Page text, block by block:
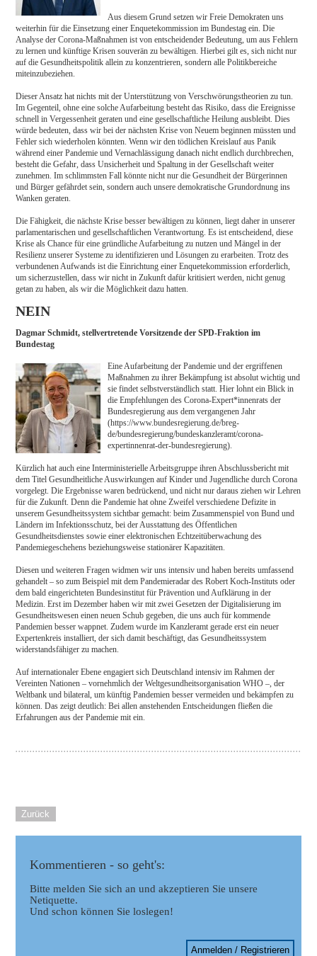
Aus diesem Grund setzen wir Freie Demokraten uns
weiterhin für die Einsetzung einer Enquetekommission im Bundestag ein. Die
Analyse der Corona-Maßnahmen ist von entscheidender Bedeutung, um aus Fehlern
zu lernen und künftige Krisen souverän zu bewältigen. Hierbei gilt es, sich nicht nur
auf die Gesundheitspolitik allein zu konzentrieren, sondern alle Politikbereiche
miteinzubeziehen.
Dieser Ansatz hat nichts mit der Unterstützung von Verschwörungstheorien zu tun.
Im Gegenteil, ohne eine solche Aufarbeitung besteht das Risiko, dass die Ereignisse
schnell in Vergessenheit geraten und eine gesellschaftliche Heilung ausbleibt. Dies
würde bedeuten, dass wir bei der nächsten Krise von Neuem beginnen müssten und
Fehler sich wiederholen könnten. Wenn wir den tödlichen Kreislauf aus Panik
während einer Pandemie und Vernachlässigung danach nicht endlich durchbrechen,
besteht die Gefahr, dass Unsicherheit und Spaltung in der Gesellschaft weiter
zunehmen. Im schlimmsten Fall könnte nicht nur die Gesundheit der Bürgerinnen
und Bürger gefährdet sein, sondern auch unsere demokratische Grundordnung ins
Wanken geraten.
Die Fähigkeit, die nächste Krise besser bewältigen zu können, liegt daher in unserer
parlamentarischen und gesellschaftlichen Verantwortung. Es ist entscheidend, diese
Krise als Chance für eine gründliche Aufarbeitung zu nutzen und Mängel in der
Resilienz unserer Systeme zu identifizieren und Lösungen zu erarbeiten. Trotz des
verbundenen Aufwands ist die Einrichtung einer Enquetekommission erforderlich,
um sicherzustellen, dass wir nicht in Zukunft dafür kritisiert werden, nicht genug
getan zu haben, als wir die Möglichkeit dazu hatten.
NEIN
Dagmar Schmidt, stellvertretende Vorsitzende der SPD-Fraktion im
Bundestag
Eine Aufarbeitung der Pandemie und der ergriffenen
Maßnahmen zu ihrer Bekämpfung ist absolut wichtig und
sie findet selbstverständlich statt. Hier lohnt ein Blick in
die Empfehlungen des Corona-Expert*innenrats der
Bundesregierung aus dem vergangenen Jahr
(https://www.bundesregierung.de/breg-
de/bundesregierung/bundeskanzleramt/corona-
expertinnenrat-der-bundesregierung).
Kürzlich hat auch eine Interministerielle Arbeitsgruppe ihren Abschlussbericht mit
dem Titel Gesundheitliche Auswirkungen auf Kinder und Jugendliche durch Corona
vorgelegt. Die Ergebnisse waren bedrückend, und nicht nur daraus ziehen wir Lehren
für die Zukunft. Denn die Pandemie hat ohne Zweifel verschiedene Defizite in
unserem Gesundheitssystem sichtbar gemacht: beim Zusammenspiel von Bund und
Ländern im Infektionsschutz, bei der Ausstattung des Öffentlichen
Gesundheitsdienstes sowie einer elektronischen Echtzeitüberwachung des
Pandemiegeschehens beziehungsweise stationärer Kapazitäten.
Diesen und weiteren Fragen widmen wir uns intensiv und haben bereits umfassend
gehandelt – so zum Beispiel mit dem Pandemieradar des Robert Koch-Instituts oder
dem bald eingerichteten Bundesinstitut für Prävention und Aufklärung in der
Medizin. Erst im Dezember haben wir mit zwei Gesetzen der Digitalisierung im
Gesundheitswesen einen neuen Schub gegeben, die uns auch für kommende
Pandemien besser wappnet. Zudem wurde im Kanzleramt gerade erst ein neuer
Expertenkreis installiert, der sich damit beschäftigt, das Gesundheitssystem
widerstandsfähiger zu machen.
Auf internationaler Ebene engagiert sich Deutschland intensiv im Rahmen der
Vereinten Nationen – vornehmlich der Weltgesundheitsorganisation WHO –, der
Weltbank und bilateral, um künftig Pandemien besser vermeiden und bekämpfen zu
können. Das zeigt deutlich: Bei allen anstehenden Entscheidungen fließen die
Erfahrungen aus der Pandemie mit ein.
Zurück
Kommentieren - so geht's:
Bitte melden Sie sich an und akzeptieren Sie unsere
Netiquette.
Und schon können Sie loslegen!
Anmelden / Registrieren